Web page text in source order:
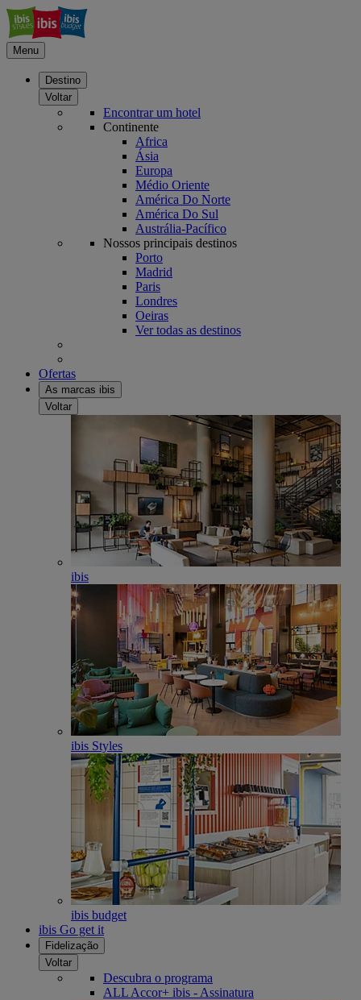
Menu
Destino
Voltar
Encontrar um hotel
Continente
Africa
Ásia
Europa
Médio Oriente
América Do Norte
América Do Sul
Austrália-Pacífico
Nossos principais destinos
Porto
Madrid
Paris
Londres
Oeiras
Ver todas as destinos
Ofertas
As marcas ibis
Voltar
ibis
ibis Styles
ibis budget
ibis Go get it
Fidelização
Voltar
Descubra o programa
ALL Accor+ ibis - Assinatura